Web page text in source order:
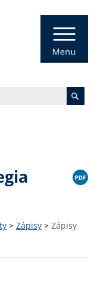
> Zápisy > Zápisy